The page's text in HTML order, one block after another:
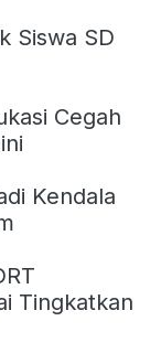
Siswa SD
Cegah
Kendala
Tingkatkan